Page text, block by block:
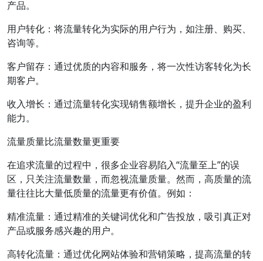
产品。
用户转化：将流量转化为实际的用户行为，如注册、购买、
咨询等。
客户留存：通过优质的内容和服务，将一次性访客转化为长
期客户。
收入增长：通过流量转化实现销售额增长，提升企业的盈利
能力。
流量质量比流量数量更重要
在追求流量的过程中，很多企业容易陷入“流量至上”的误
区，只关注流量数量，而忽视流量质量。然而，高质量的流
量往往比大量低质量的流量更有价值。例如：
精准流量：通过精准的关键词优化和广告投放，吸引真正对
产品或服务感兴趣的用户。
高转化流量：通过优化网站体验和营销策略，提高流量的转